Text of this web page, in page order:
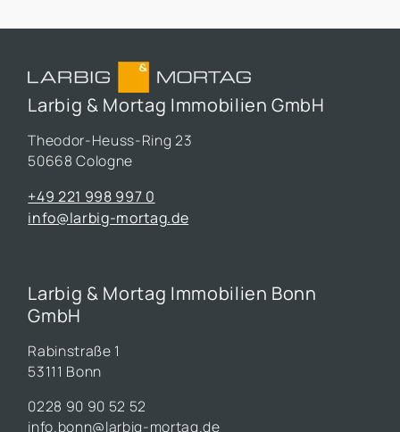
Larbig & Mortag Immobilien GmbH
Theodor-Heuss-Ring 23
50668 Cologne
+49 221 998 997 0
info@larbig-mortag.de
Larbig & Mortag Immobilien Bonn
GmbH
Rabinstraße 1
53111 Bonn
0228 90 90 52 52
info.bonn@larbig-mortag.de